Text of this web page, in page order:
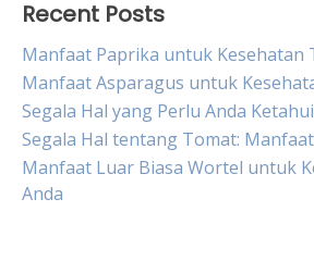
Recent Posts
Manfaat Paprika untuk Kesehatan
Manfaat Asparagus untuk
Segala Hal yang Perlu Anda
Segala Hal tentang Tomat:
Manfaat Luar Biasa Wortel untuk
Anda